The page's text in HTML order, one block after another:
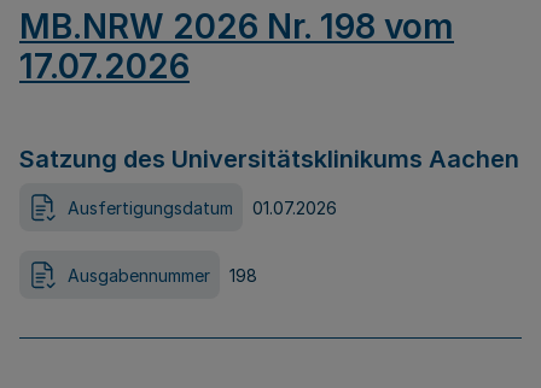
MB.NRW 2026 Nr. 198 vom
17.07.2026
Satzung des Universitätsklinikums Aachen
Ausfertigungsdatum 01.07.2026
Ausgabennummer 198